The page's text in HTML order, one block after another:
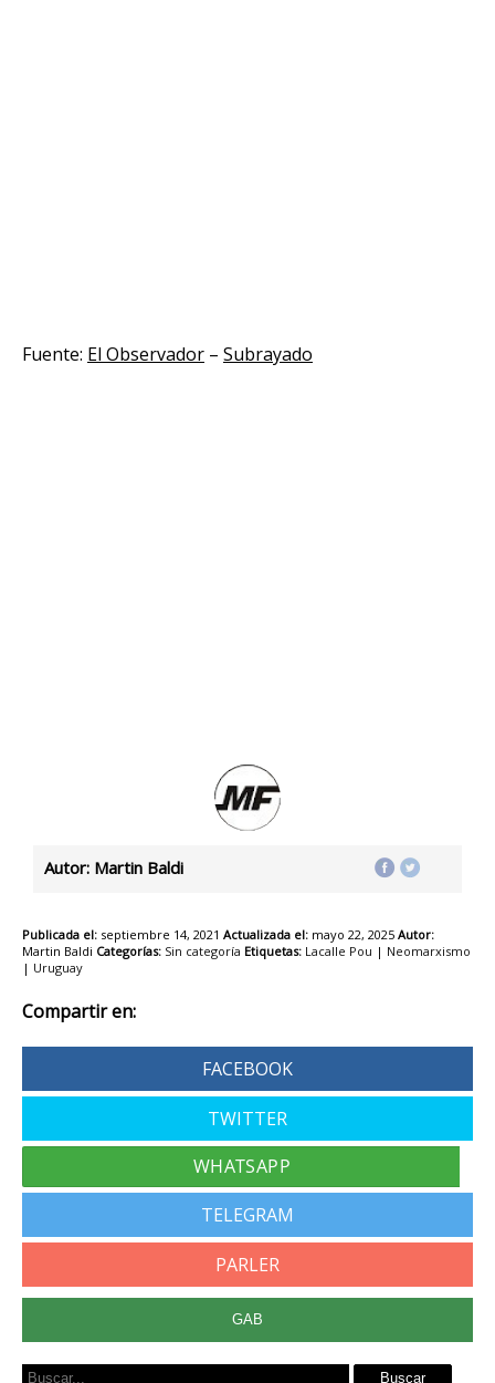
Fuente: El Observador – Subrayado
Autor: Martin Baldi
Publicada el: septiembre 14, 2021 Actualizada el: mayo 22, 2025 Autor:
Martin Baldi Categorías: Sin categoría Etiquetas: Lacalle Pou | Neomarxismo
| Uruguay
Compartir en:
FACEBOOK
TWITTER
TELEGRAM
PARLER
GAB